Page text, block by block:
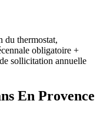
du thermostat,
obligatoire +
sollicitation annuelle
En Provence